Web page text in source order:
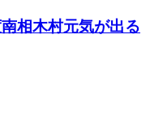
相木村元気が出る